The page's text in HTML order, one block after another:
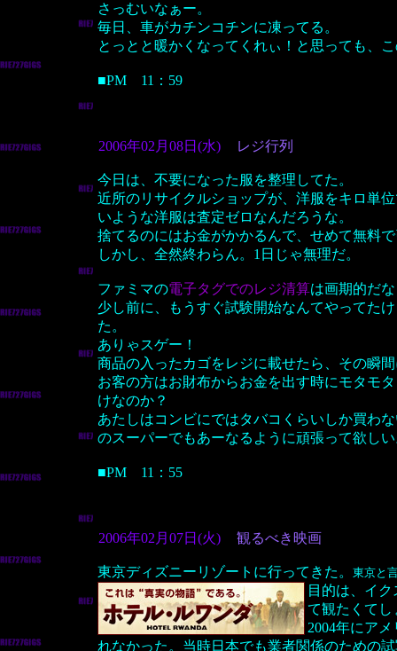
さっむいなぁー。
毎日、車がカチンコチンに凍ってる。
とっとと暖かくなってくれぃ！と思っても、
■PM 11：59
2006年02月08日(水) レジ行列
今日は、不要になった服を整理してた。
近所のリサイクルショップが、洋服をキロ単
いような洋服は査定ゼロなんだろうな。
捨てるのにはお金がかかるんで、せめて無料
しかし、全然終わらん。1日じゃ無理だ。
ファミマの電子タグでのレジ清算は画期的だ
少し前に、もうすぐ試験開始なんてやってた
た。
ありゃスゲー！
商品の入ったカゴをレジに載せたら、その瞬
お客の方はお財布からお金を出す時にモタモ
けなのか？
あたしはコンビにではタバコくらいしか買わ
のスーパーでもあーなるように頑張って欲し
■PM 11：55
2006年02月07日(火) 観るべき映画
東京ディズニーリゾートに行ってきた。 東京と
目的は、イ
て観たくてし
2004年にア
れなかった。当時日本でも業者関係のための